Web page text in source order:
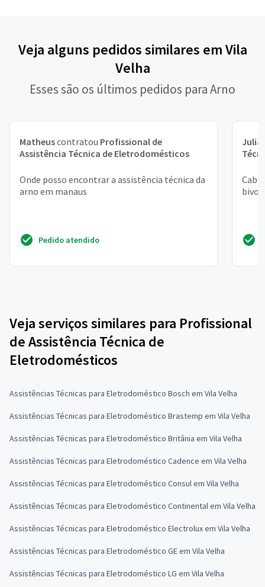
Veja alguns pedidos similares em Vila
Velha
Esses são os últimos pedidos para Arno
Matheuscontratou Profissional de
Assistência Técnica de Eletrodomésticos
Onde posso encontrar a assistência técnica da
arno em manaus
Pedido atendido
Julia
Veja serviços similares para Profissional
de Assistência Técnica de
Eletrodomésticos
Assistências Técnicas para Eletrodoméstico Bosch em Vila Velha
Assistências Técnicas para Eletrodoméstico Brastemp em Vila Velha
Assistências Técnicas para Eletrodoméstico Britânia em Vila Velha
Assistências Técnicas para Eletrodoméstico Cadence em Vila Velha
Assistências Técnicas para Eletrodoméstico Consul em Vila Velha
Assistências Técnicas para Eletrodoméstico Continental em Vila Velha
Assistências Técnicas para Eletrodoméstico Electrolux em Vila Velha
Assistências Técnicas para Eletrodoméstico GE em Vila Velha
Assistências Técnicas para Eletrodoméstico LG em Vila Velha